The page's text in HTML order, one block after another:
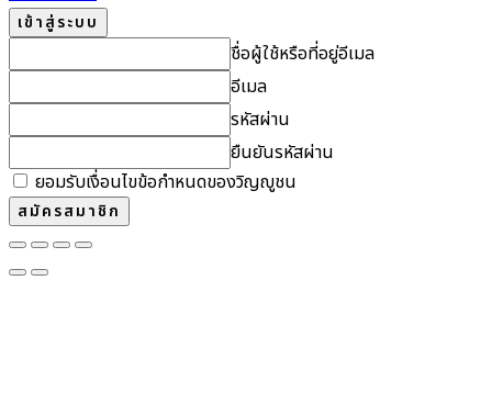
ชื่อผู้ใช้หรือที่อยู่อีเมล
อีเมล
รหัสผ่าน
ยืนยันรหัสผ่าน
ยอมรับเงื่อนไขข้อกำหนดของวิญญูชน